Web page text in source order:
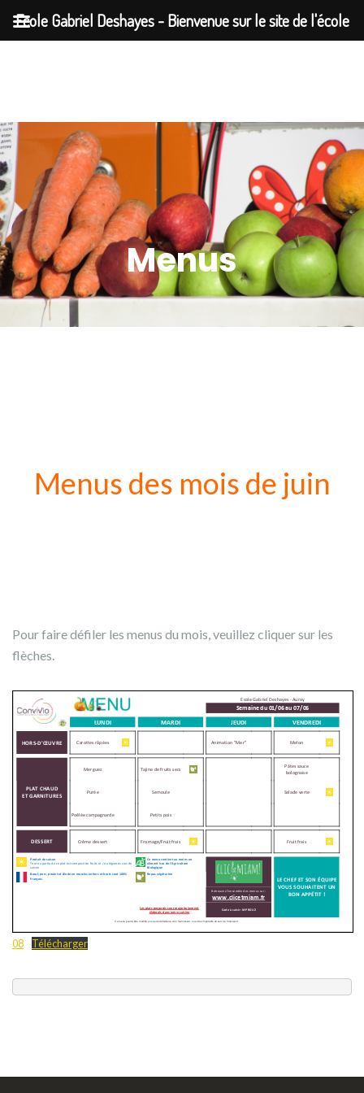
Menus
Menus des mois de juin
Pour faire défiler les menus du mois, veuillez cliquer sur les
flèches.
08 Télécharger
Ecole Gabriel Deshayes - Bienvenue sur le site de l'école